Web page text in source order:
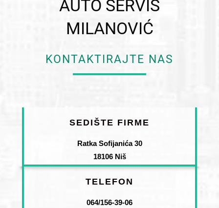
AUTO SERVIS
MILANOVIĆ
KONTAKTIRAJTE NAS
SEDIŠTE FIRME
Ratka Sofijanića 30
18106 Niš
TELEFON
064/156-39-06